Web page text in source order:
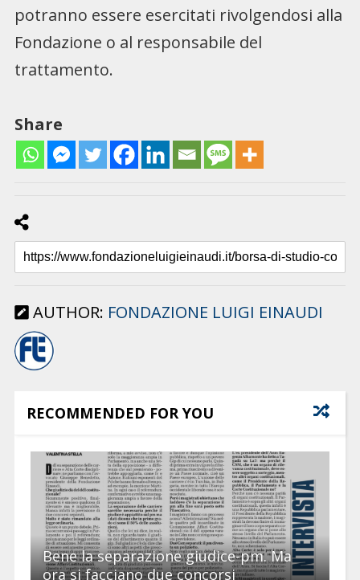
potranno essere esercitati rivolgendosi alla
Fondazione o al responsabile del
trattamento.
Share
AUTHOR: FONDAZIONE LUIGI EINAUDI
RECOMMENDED FOR YOU
Bene la separazione giudice-pm. Ma
ora si facciano due concorsi